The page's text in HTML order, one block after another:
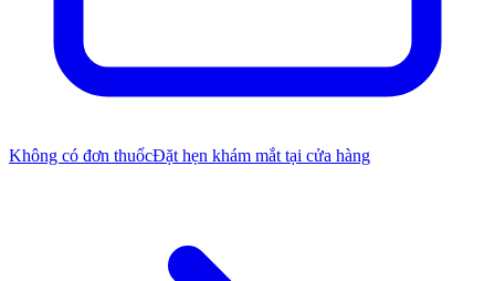
Không có đơn thuốcĐặt hẹn khám mắt tại cửa hàng